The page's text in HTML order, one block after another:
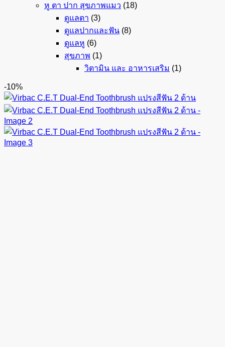
หู ตา ปาก สุขภาพแมว (18)
ดูแลตา (3)
ดูแลปากและฟัน (8)
ดูแลหู (6)
สุขภาพ (1)
วิตามิน และ อาหารเสริม (1)
-10%